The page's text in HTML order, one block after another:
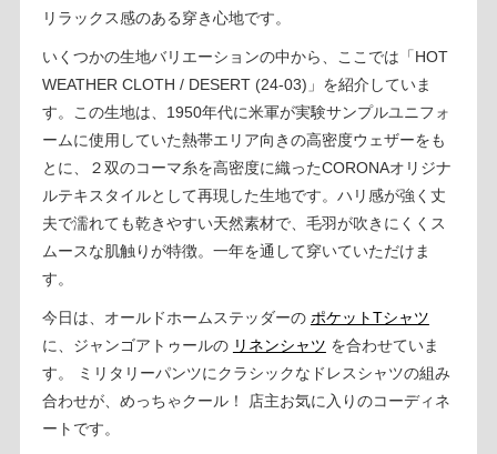
リラックス感のある穿き心地です。
いくつかの生地バリエーションの中から、ここでは「HOT
WEATHER CLOTH / DESERT (24-03)」を紹介していま
す。この生地は、1950年代に米軍が実験サンプルユニフォ
ームに使用していた熱帯エリア向きの高密度ウェザーをも
とに、２双のコーマ糸を高密度に織ったCORONAオリジナ
ルテキスタイルとして再現した生地です。ハリ感が強く丈
夫で濡れても乾きやすい天然素材で、毛羽が吹きにくくス
ムースな肌触りが特徴。一年を通して穿いていただけま
す。
今日は、オールドホームステッダーの ポケットTシャツ
に、ジャンゴアトゥールの リネンシャツ を合わせていま
す。 ミリタリーパンツにクラシックなドレスシャツの組み
合わせが、めっちゃクール！ 店主お気に入りのコーディネ
ートです。